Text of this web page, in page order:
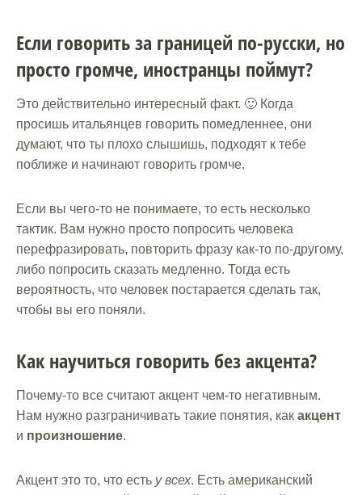
Если говорить за границей по-русски, но
просто громче, иностранцы поймут?
Это действительно интересный факт. 🙂 Когда
просишь итальянцев говорить помедленнее, они
думают, что ты плохо слышишь, подходят к тебе
поближе и начинают говорить громче.
Если вы чего-то не понимаете, то есть несколько
тактик. Вам нужно просто попросить человека
перефразировать, повторить фразу как-то по-другому,
либо попросить сказать медленно. Тогда есть
вероятность, что человек постарается сделать так,
чтобы вы его поняли.
Как научиться говорить без акцента?
Почему-то все считают акцент чем-то негативным.
Нам нужно разграничивать такие понятия, как акцент
и произношение.
Акцент это то, что есть у всех. Есть американский